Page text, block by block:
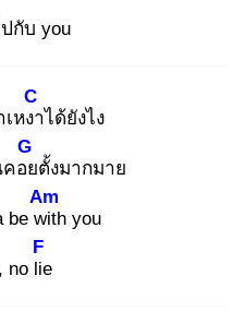
กับ you
หงา
C
ได้ยังไง
อย
G
ตั้งมากมาย
be wit
Am
h you
no lie
F